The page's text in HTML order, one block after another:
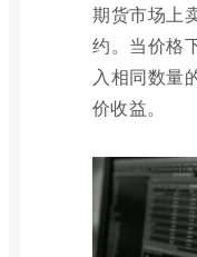
期货市场上
约。当价格
入相同数量
价收益。